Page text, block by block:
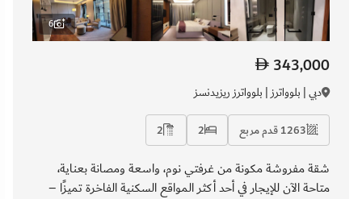
6
343,000
دبي | بلوواترز | بلوواترز ريزيدنسز
1263 قدم مربع 2
2
شقة مفروشة مكونة من غرفتي نوم، واسعة ومصانة بعناية،
متاحة الآن للإيجار في أحد أكثر المواقع السكنية الفاخرة تميزًا –